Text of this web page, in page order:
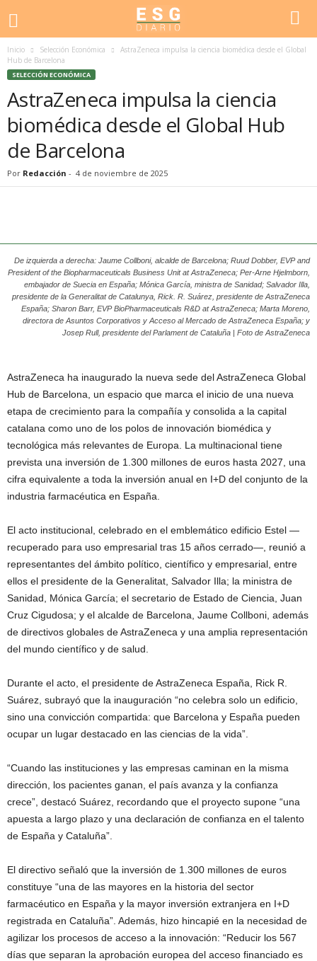
Inicio Selección Económica
AstraZeneca impulsa la ciencia biomédica desde el Global
Hub de Barcelona
SELECCIÓN ECONÓMICA
AstraZeneca impulsa la ciencia
biomédica desde el Global Hub
de Barcelona
Por Redacción - 4 de noviembre de 2025
De izquierda a derecha: Jaume Collboni, alcalde de Barcelona; Ruud Dobber, EVP and
President of the Biopharmaceuticals Business Unit at AstraZeneca; Per-Arne Hjelmborn,
embajador de Suecia en España; Mónica García, ministra de Sanidad; Salvador Illa,
presidente de la Generalitat de Catalunya, Rick. R. Suárez, presidente de AstraZeneca
España; Sharon Barr, EVP BioPharmaceuticals R&D at AstraZeneca; Marta Moreno,
directora de Asuntos Corporativos y Acceso al Mercado de AstraZeneca España; y
Josep Rull, presidente del Parlament de Cataluña | Foto de AstraZeneca
AstraZeneca ha inaugurado la nueva sede del AstraZeneca Global
Hub de Barcelona, un espacio que marca el inicio de una nueva
etapa de crecimiento para la compañía y consolida a la capital
catalana como uno de los polos de innovación biomédica y
tecnológica más relevantes de Europa. La multinacional tiene
prevista una inversión de 1.300 millones de euros hasta 2027, una
cifra equivalente a toda la inversión anual en I+D del conjunto de la
industria farmacéutica en España.
El acto institucional, celebrado en el emblemático edificio Estel —
recuperado para uso empresarial tras 15 años cerrado—, reunió a
representantes del ámbito político, científico y empresarial, entre
ellos el presidente de la Generalitat, Salvador Illa; la ministra de
Sanidad, Mónica García; el secretario de Estado de Ciencia, Juan
Cruz Cigudosa; y el alcalde de Barcelona, Jaume Collboni, además
de directivos globales de AstraZeneca y una amplia representación
del mundo científico y de salud.
Durante el acto, el presidente de AstraZeneca España, Rick R.
Suárez, subrayó que la inauguración “no celebra solo un edificio,
sino una convicción compartida: que Barcelona y España pueden
ocupar un lugar destacado en las ciencias de la vida”.
“Cuando las instituciones y las empresas caminan en la misma
dirección, los pacientes ganan, el país avanza y la confianza
crece”, destacó Suárez, recordando que el proyecto supone “una
apuesta a largo plazo y una declaración de confianza en el talento
de España y Cataluña”.
El directivo señaló que la inversión de 1.300 millones de euros
constituye “una de las mayores en la historia del sector
farmacéutico en España y la mayor inversión extranjera en I+D
registrada en Cataluña”. Además, hizo hincapié en la necesidad de
agilizar los procesos de acceso a la innovación: “Reducir los 567
días que separan la aprobación europea del acceso financiado es